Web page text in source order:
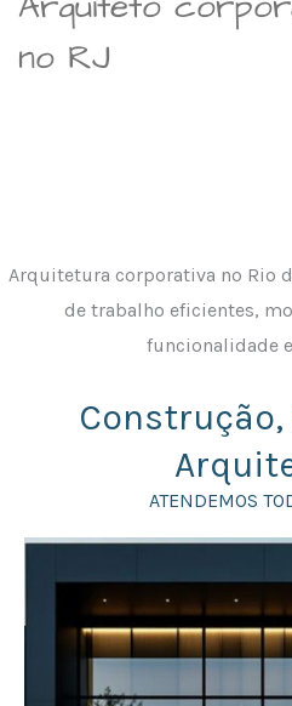
no RJ
Arquitetura corporativa no Rio
de trabalho eficientes,
funcionalidade
ATENDEMOS